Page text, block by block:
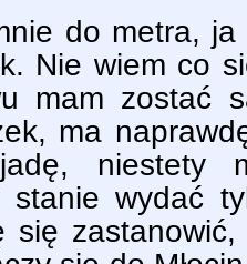
do metra,
Nie wiem co
mam zostać
ma
niestety
wydać
się